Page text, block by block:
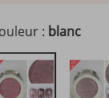
: blanc